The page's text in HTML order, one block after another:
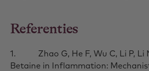
Referenties
1. Zhao G, He F, Wu C, Li P, Li
Betaine in Inflammation: